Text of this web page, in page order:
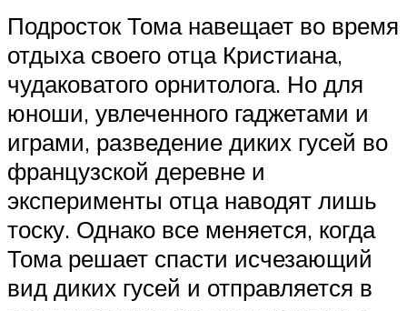
Подросток Тома навещает во время
отдыха своего отца Кристиана,
чудаковатого орнитолога. Но для
юноши, увлеченного гаджетами и
играми, разведение диких гусей во
французской деревне и
эксперименты отца наводят лишь
тоску. Однако все меняется, когда
Тома решает спасти исчезающий
вид диких гусей и отправляется в